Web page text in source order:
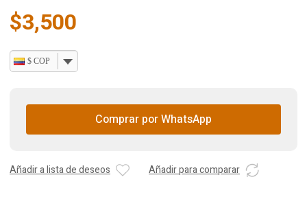
$3,500
$ COP
Comprar por WhatsApp
Añadir a lista de deseos Añadir para comparar